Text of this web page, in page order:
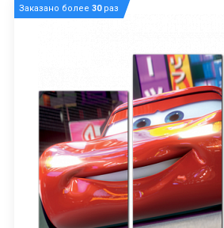
Заказано более 30раз